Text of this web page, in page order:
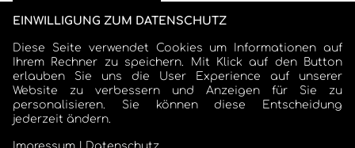
COSMO SCHARMER
EINWILLIGUNG ZUM DATENSCHUTZ
Diese Seite verwendet Cookies um Informationen auf
Ihrem Rechner zu speichern. Mit Klick auf den Button
erlauben Sie uns die User Experience auf unserer
Website zu verbessern und Anzeigen für Sie zu
personalisieren. Sie können diese Entscheidung
jederzeit ändern.